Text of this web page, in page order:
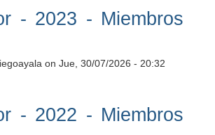
- 2023 - Miembros
on Jue, 30/07/2026 - 20:32
- 2022 - Miembros